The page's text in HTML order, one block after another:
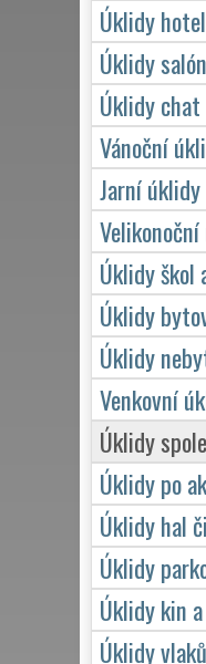
Úklidy
Úklidy
Úklidy
Vánoční
Jarní úklidy
Úklidy škol
Úklidy
Úklidy
Venkovní
Úklidy
Úklidy po
Úklidy hal
Úklidy
Úklidy kin
Úklidy